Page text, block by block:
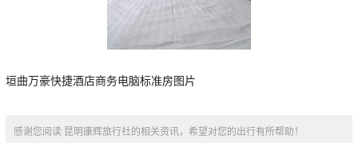
垣曲万豪快捷酒店商务电脑标准房图片
感谢您阅读 昆明康辉旅行社的相关资讯，希望对您的出行有所帮助！